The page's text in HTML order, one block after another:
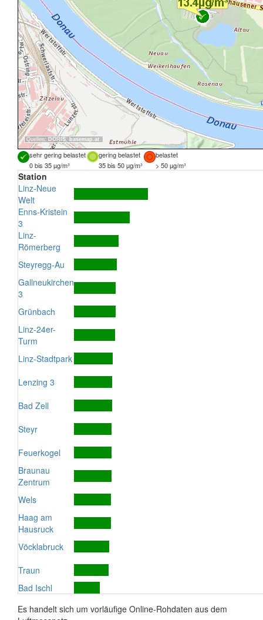
Quellen: DORIS, basemap.at
sehr gering belastet gering belastet
belastet
0 bis 35 µg/m³
35 bis 50 µg/m³ > 50 µg/m³
Station
Linz-Neue
Welt
Enns-Kristein
3
Linz-
Römerberg
Steyregg-Au
Gallneukirchen
3
Grünbach
Linz-24er-
Turm
Linz-Stadtpark
Lenzing 3
Bad Zell
Steyr
Feuerkogel
Braunau
Zentrum
Wels
Haag am
Hausruck
Vöcklabruck
Traun
Bad Ischl
Es handelt sich um vorläufige Online-Rohdaten aus dem